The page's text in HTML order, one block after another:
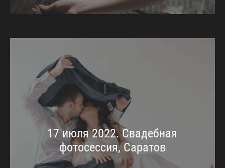
17 июля 2022. Свадебная
фотосессия, Саратов